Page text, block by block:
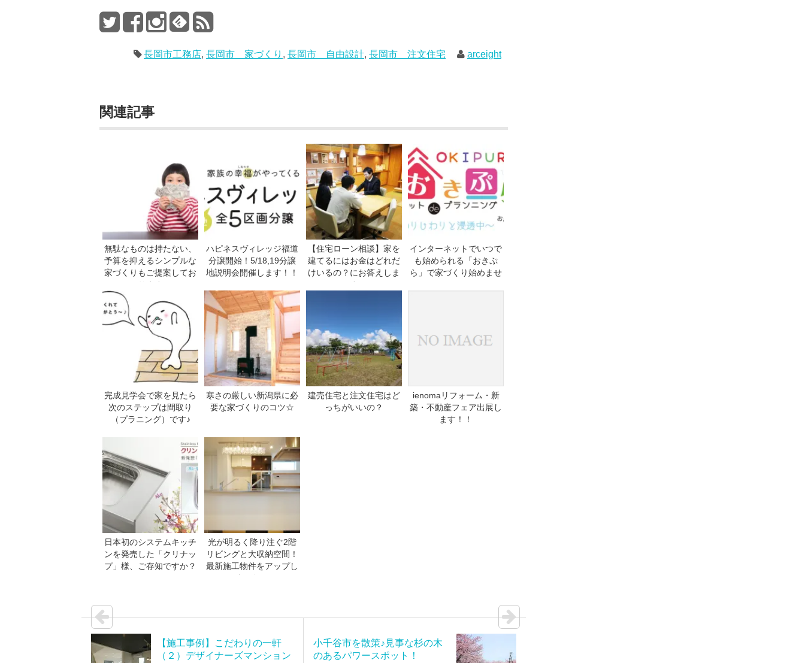
長岡市工務店,長岡市 家づくり ,長岡市 自由設計,長岡市 注文住宅 arceight
関連記事
無駄なものは持たない、
予算を抑えるシンプルな
家づくりもご提案してお
ります
ハピネスヴィレッジ福道
分譲開始！5/18,19分譲
地説明会開催します！！
【住宅ローン相談】家を
建てるにはお金はどれだ
けいるの？にお答えしま
す
インターネットでいつで
も始められる「おきぷ
ら」で家づくり始めませ
完成見学会で家を見たら
次のステップは間取り
（プラニング）です♪
寒さの厳しい新潟県に必
要な家づくりのコツ☆
建売住宅と注文住宅はど
っちがいいの？
ienomaリフォーム・新
築・不動産フェア出展し
ます！！
日本初のシステムキッチ
ンを発売した「クリナッ
プ」様、ご存知ですか？
光が明るく降り注ぐ2階
リビングと大収納空間！
最新施工物件をアップし
ました！
【施工事例】こだわりの一軒
（２）デザイナーズマンション
小千谷市を散策♪見事な杉の木
のあるパワースポット！